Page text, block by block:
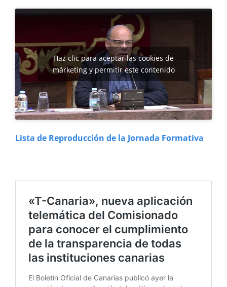
Haz clic para aceptar las cookies de
márketing y permitir este contenido
Lista de Reproducción de la Jornada Formativa